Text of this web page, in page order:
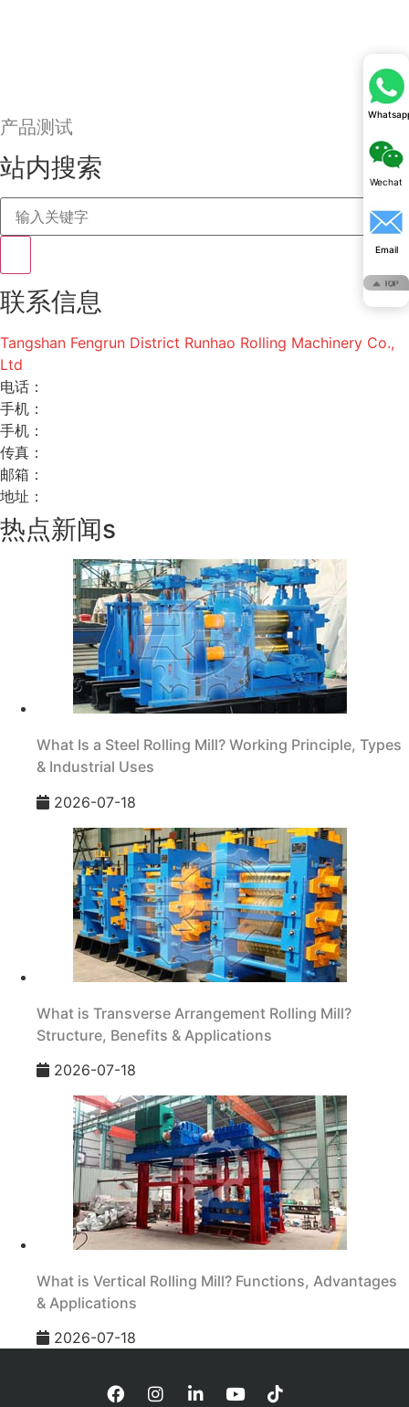
产品测试
站内搜索
联系信息
Tangshan Fengrun District Runhao Rolling Machinery Co.,
Ltd
电话：
手机：
手机：
传真：
邮箱：
地址：
热点新闻s
What Is a Steel Rolling Mill? Working Principle, Types
& Industrial Uses
2026-07-18
What is Transverse Arrangement Rolling Mill?
Structure, Benefits & Applications
2026-07-18
What is Vertical Rolling Mill? Functions, Advantages
& Applications
2026-07-18
Wechat
Email
Wechat
Email